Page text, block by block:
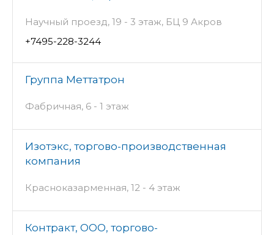
Научный проезд, 19 - 3 этаж, БЦ 9 Акров
+7495-228-3244
Группа Меттатрон
Фабричная, 6 - 1 этаж
Изотэкс, торгово-производственная
компания
Красноказарменная, 12 - 4 этаж
Контракт, ООО, торгово-